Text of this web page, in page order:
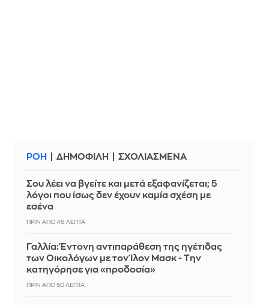
ΡΟΗ ΔΗΜΟΦΙΛΗ ΣΧΟΛΙΑΣΜΕΝΑ
Σου λέει να βγείτε και μετά εξαφανίζεται; 5
λόγοι που ίσως δεν έχουν καμία σχέση με
εσένα
ΠΡΙΝ ΑΠΌ 46 ΛΕΠΤΆ
Γαλλία: Έντονη αντιπαράθεση της ηγέτιδας
των Οικολόγων με τον Ίλον Μασκ - Την
κατηγόρησε για «προδοσία»
ΠΡΙΝ ΑΠΌ 50 ΛΕΠΤΆ